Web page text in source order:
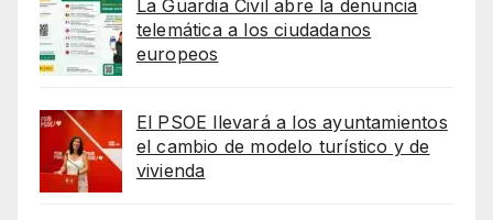
La Guardia Civil abre la denuncia
telemática a los ciudadanos
europeos
El PSOE llevará a los ayuntamientos
el cambio de modelo turístico y de
vivienda